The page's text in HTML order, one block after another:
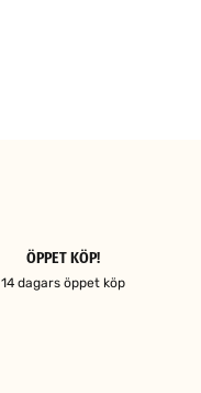
ÖPPET KÖP!
14 dagars öppet köp